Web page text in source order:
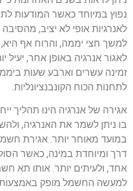
נפוץ במיוחד כאשר המודעות
לאנרגיות אופי לא יציב,
למשך חצי יממה, והרוח אף היא,
לאגור אנרגיה באופן אחר,
זמינה עשרים וארבע שעות
לתחנות הכוח הקונבנציונליות.
אגירה של אנרגיה הינו תהליך
בו ניתן לשמר את האנרגיה,
במועד מאוחר יותר. אגירת
דרך ומיוחדת במינה, כאשר
אחד, ולעיתים יותר. אותו תא
למעשה החשמל מופק באמצעות